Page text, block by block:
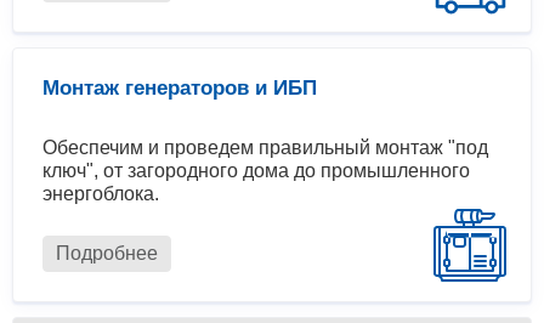
Монтаж генераторов и ИБП
Обеспечим и проведем правильный монтаж "под
ключ", от загородного дома до промышленного
энергоблока.
Подробнее